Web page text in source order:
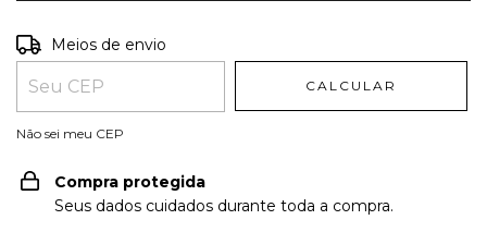
Entregas para o CEP:
Meios de envio
CALCULAR
Não sei meu CEP
Compra protegida
Seus dados cuidados durante toda a compra.